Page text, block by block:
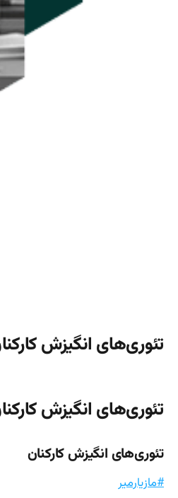
تئوری‌های انگیزش
تئوری‌های انگیزش
تئوری‌های انگیزش کارکنان
#مازیارمیر